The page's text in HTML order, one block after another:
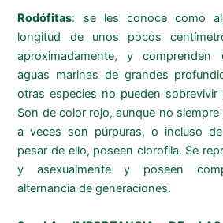
Rodófitas: se les conoce como
longitud de unos pocos
aproximadamente, y comprenden
aguas marinas de grandes
otras especies no pueden
Son de color rojo, aunque no
a veces son púrpuras, o incluso
pesar de ello, poseen clorofila. Se
y asexualmente y poseen
alternancia de generaciones.